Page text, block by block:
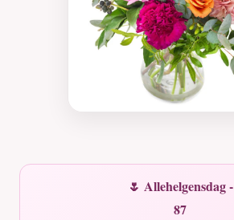
🌷 Allehelgensdag -
87